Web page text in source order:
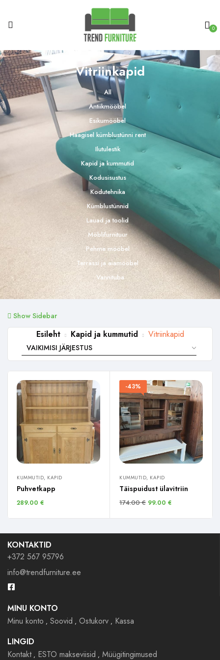
0
Vitriinkapid
All
Antiikmööbel
Esikumööbel
Haagisel kümblustünni rent
Ilutulestik
Kapid ja kummutid
Kodusisustus
Kodutehnika
Kümblustünnid
Lauad ja toolid
Möblifurnituur
Pehme mööbel
Terrassi ja aiamööbel
Vannituba
Show Sidebar
Esileht Kapid ja kummutid Vitriinkapid
KUMMUTID, KAPID
Puhvetkapp
289.00 €
-43%
KUMMUTID, KAPID
Täispuidust ülavitriin
174.00€ 99.00 €
KONTAKTID
+372 567 95796
info@trendfurniture.ee
MINU KONTO
Minu konto
Soovid Ostukorv
Kassa
LINGID
Kontakt
ESTO makseviisid Müügitingimused